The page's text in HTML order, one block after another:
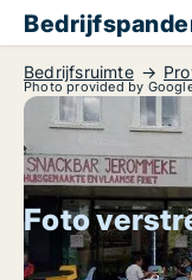
Bedrijfsruimte
Photo provided by
Foto